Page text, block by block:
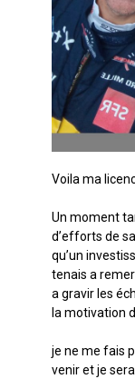
Voila ma
Un moment
d’efforts de
qu’un
tenais a
a gravir les
la motivation
je ne me fais
venir et je